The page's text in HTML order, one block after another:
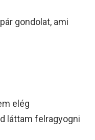
gondolat, ami
elég
láttam felragyogni